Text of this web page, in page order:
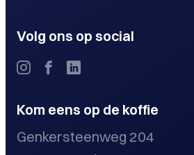
Volg ons op social
Kom eens op de koffie
Genkersteenweg 204